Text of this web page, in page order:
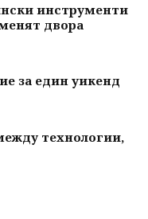
инструменти
двора
за един уикенд
технологии,